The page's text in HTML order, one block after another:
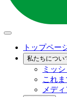
トップペー
私たちについ
ミッ
これ
メデ